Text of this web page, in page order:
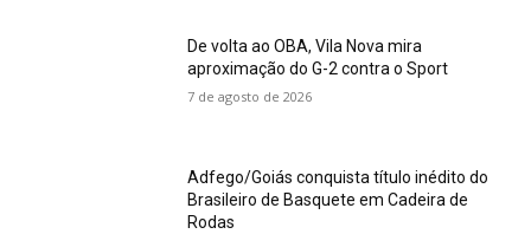
De volta ao OBA, Vila Nova mira
aproximação do G-2 contra o Sport
7 de agosto de 2026
Adfego/Goiás conquista título inédito do
Brasileiro de Basquete em Cadeira de
Rodas